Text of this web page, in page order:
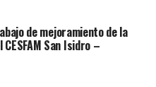
de mejoramiento de la
San Isidro –